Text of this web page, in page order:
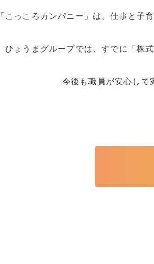
「こっころカンパニー」は、仕事と子
ひょうまグループでは、すでに「株
今後も職員が安心して